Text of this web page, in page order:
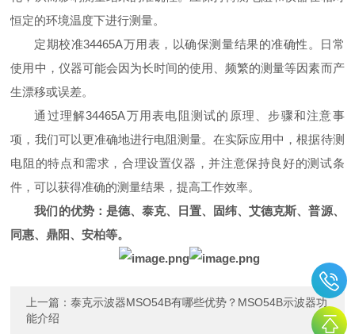
恒定的环境温度下进行测量。
定期校准34465A万用表，以确保测量结果的准确性。日常
使用中，仪器可能会因为长时间的使用、频繁的测量等因素而产
生漂移或误差。
通过理解34465A万用表电阻测试的原理、步骤和注意事
项，我们可以更准确地进行电阻测量。在实际应用中，根据待测
电阻的特点和需求，合理设置仪器，并注意保持良好的测试条
件，可以获得准确的测量结果，提高工作效率。
我们的优势：是德、泰克、日置、固纬、艾德克斯、普源、
同惠、鼎阳、安柏等。
上一篇：泰克示波器MSO54B有哪些优势？MSO54B示波器功
能介绍